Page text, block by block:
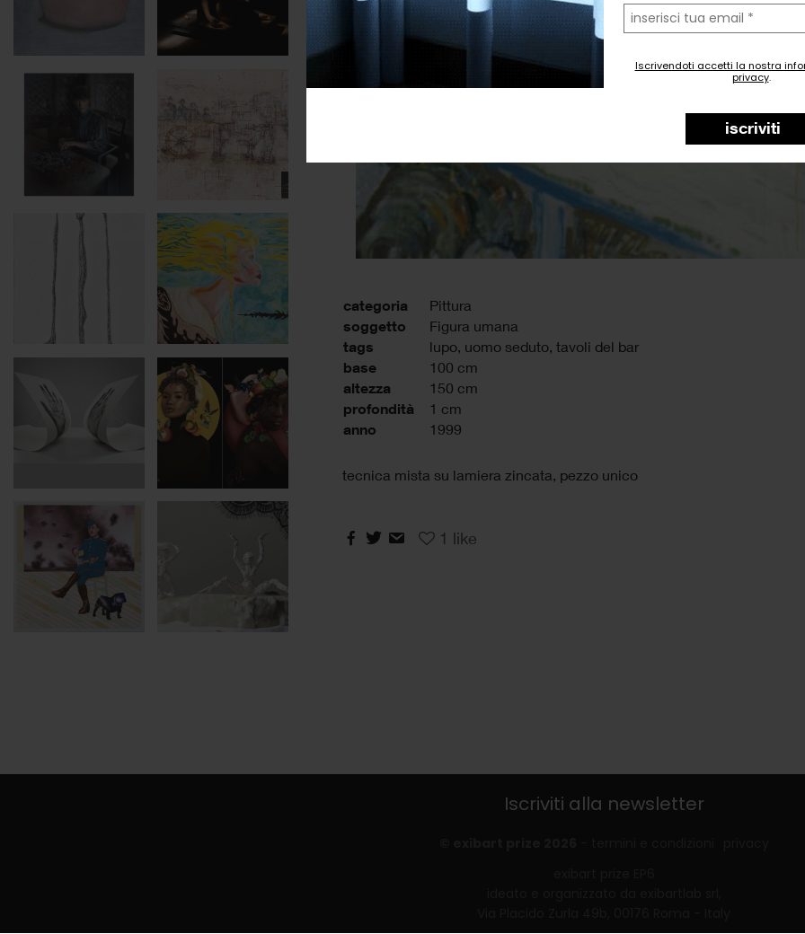
la
tua
email
Iscrivendoti accetti la nostra
privacy.
iscriviti
categoria Pittura
soggetto Figura umana
tags lupo, uomo seduto, tavoli del bar
base 100 cm
altezza 150 cm
profondità 1 cm
anno 1999
tecnica mista su lamiera zincata, pezzo unico
1 like
Iscriviti alla newsletter